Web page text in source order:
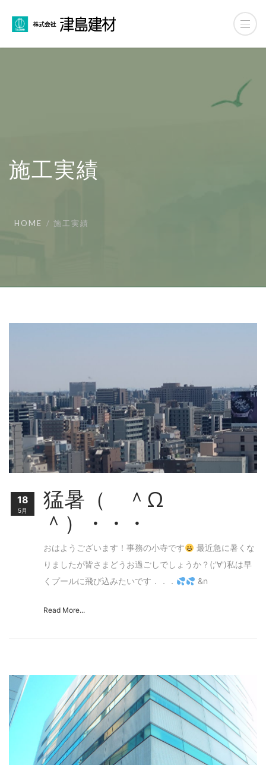
施工実績
HOME 施工実績
猛暑（ ＾Ω
＾）・・・
おはようございます！事務の小寺です
最近急に暑くな
りましたが皆さまどうお過ごしでしょうか？(;'∀')私は早
くプールに飛び込みたいです．．．
&n
Read More...
18
5月